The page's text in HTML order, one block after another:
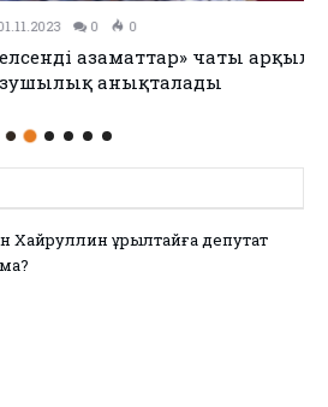
чаты арқылы күніне 15 заң
Хайруллин Құрылтайға депутат